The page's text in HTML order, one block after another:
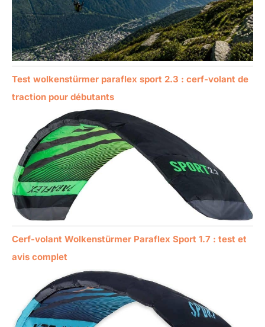
Test wolkenstürmer paraflex sport 2.3 : cerf-volant de
traction pour débutants
Cerf-volant Wolkenstürmer Paraflex Sport 1.7 : test et
avis complet